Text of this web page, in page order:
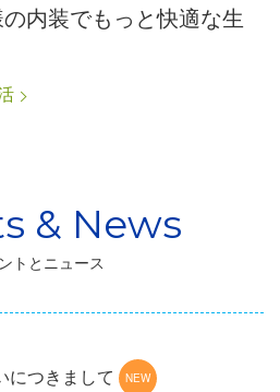
内装でもっと快適な生
トとニュース
につきまして